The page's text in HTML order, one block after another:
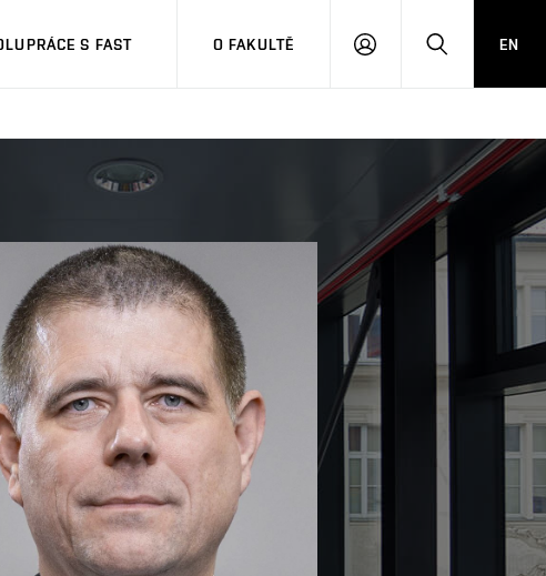
S FAST O FAKULTĚ
PŘIHLÁSITHLEDAT
EN